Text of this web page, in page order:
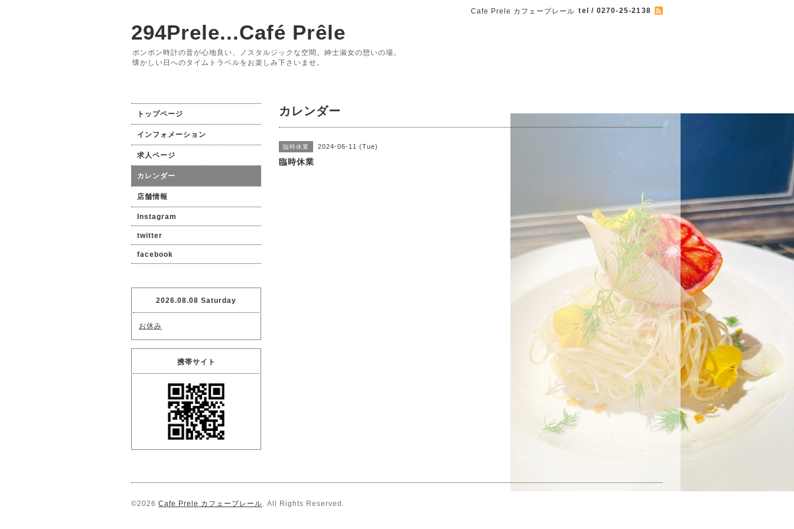
Cafe Prele カフェープレール tel / 0270-25-2138
294Prele...Café Prêle
ボンボン時計の音が心地良い、ノスタルジックな空間。紳士淑女の憩いの場。
懐かしい日へのタイムトラベルをお楽しみ下さいませ。
カレンダー
臨時休業 2024-06-11 (Tue)
臨時休業
トップページ
インフォメーション
求人ページ
カレンダー
店舗情報
Instagram
twitter
facebook
2026.08.08 Saturday
お休み
携帯サイト
©2026 Cafe Prele カフェープレール. All Rights Reserved.